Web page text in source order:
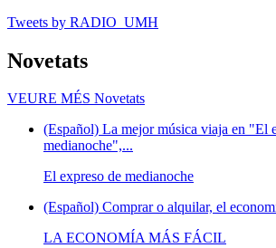
Tweets by RADIO_UMH
Novetats
VEURE MÉS Novetats
(Español) La mejor música viaja en "El
medianoche",...
El expreso de medianoche
(Español) Comprar o alquilar, el
LA ECONOMÍA MÁS FÁCIL